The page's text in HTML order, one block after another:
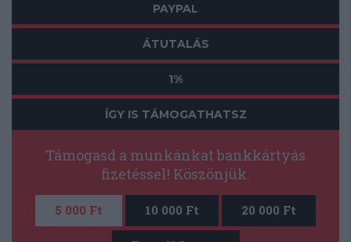
PAYPAL
ÁTUTALÁS
1%
ÍGY IS TÁMOGATHATSZ
Támogasd a munkánkat bankkártyás
fizetéssel! Köszönjük.
5 000 Ft 10 000 Ft 20 000 Ft